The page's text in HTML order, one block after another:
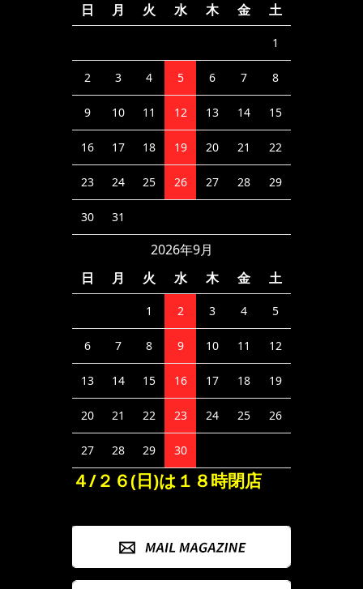
日
月 火 水 木 金 土
1
2 3 4 5 6 7 8
9 10 11 12 13 14 15
16 17 18 19 20 21 22
23 24 25 26 27 28 29
30 31
2026年9月
日
月 火 水 木 金 土
1 2 3 4 5
6 7 8 9 10 11 12
13 14 15 16 17 18 19
20 21 22 23 24 25 26
27 28 29 30
４/２６(日)は１８時閉店